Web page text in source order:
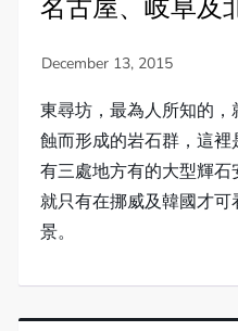
名古屋、岐阜及
東尋坊，最為人所知的
蝕而形成的岩石群，這
有三處地方有的大型輝石
就只有在挪威及韓國才
景。